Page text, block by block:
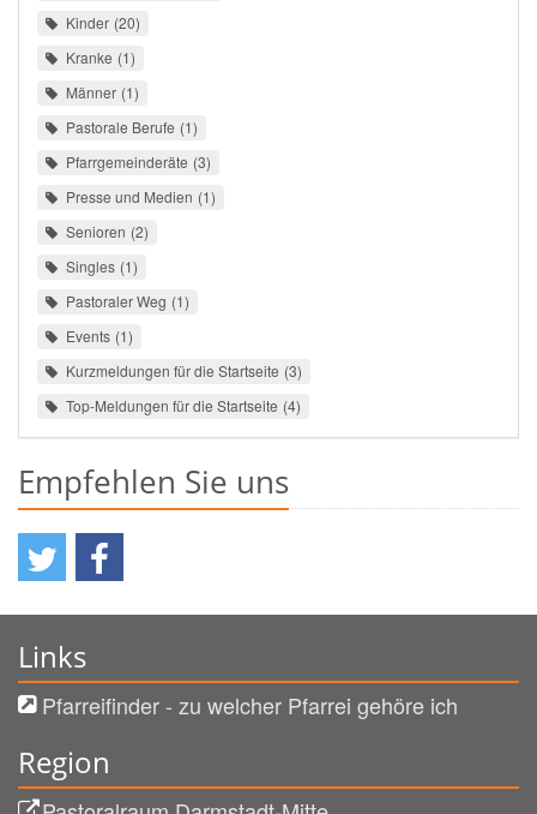
Kinder 20
Kranke 1
Männer 1
Pastorale Berufe 1
Pfarrgemeinderäte 3
Presse und Medien 1
Senioren 2
Singles 1
Pastoraler Weg 1
Events 1
Kurzmeldungen für die Startseite 3
Top-Meldungen für die Startseite 4
Empfehlen Sie uns
Links
Pfarreifinder - zu welcher Pfarrei gehöre ich
Region